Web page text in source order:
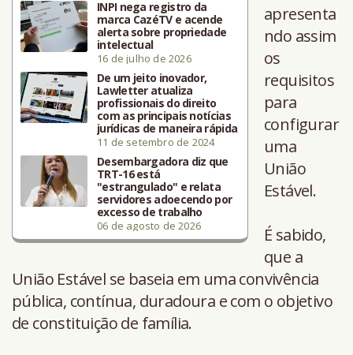
INPI nega registro da
marca CazéTV e acende
alerta sobre propriedade
intelectual
16 de julho de 2026
De um jeito inovador,
Lawletter atualiza
profissionais do direito
com as principais notícias
jurídicas de maneira rápida
11 de setembro de 2024
Desembargadora diz que
TRT-16 está
"estrangulado" e relata
servidores adoecendo por
excesso de trabalho
06 de agosto de 2026
apresenta
ndo assim
os
requisitos
para
configurar
uma
União
Estável.
É sabido,
que a
União Estável se baseia em uma convivência
pública, contínua, duradoura e com o objetivo
de constituição de família.